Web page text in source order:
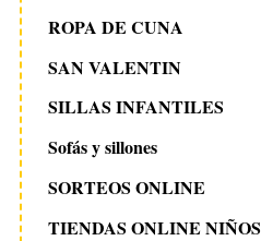
ROPA DE CUNA
SAN VALENTIN
SILLAS INFANTILES
Sofás y sillones
SORTEOS ONLINE
TIENDAS ONLINE NIÑOS